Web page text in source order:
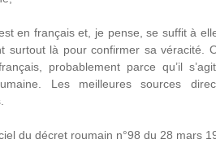
en français et, je pense, se suffit à
surtout là pour confirmer sa véracité.
probablement parce qu’il
Les meilleures sources
du décret roumain n°98 du 28 mars